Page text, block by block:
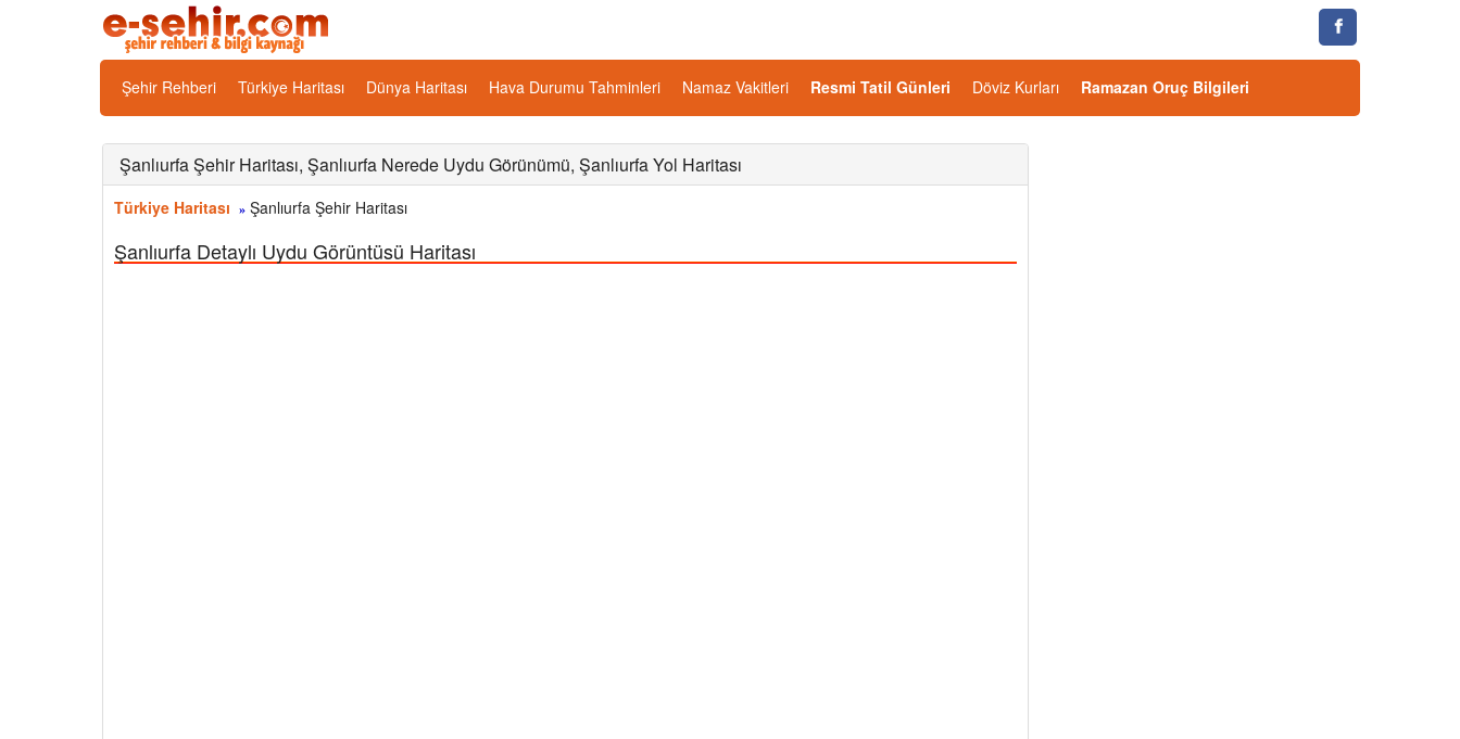
Şehir Rehberi Türkiye Haritası Dünya Haritası Hava Durumu Tahminleri Namaz Vakitleri Resmi Tatil Günleri Döviz Kurları Ramazan Oruç Bilgileri
Şanlıurfa Şehir Haritası, Şanlıurfa Nerede Uydu Görünümü, Şanlıurfa Yol Haritası
Türkiye Haritası » Şanlıurfa Şehir Haritası
Şanlıurfa Detaylı Uydu Görüntüsü Haritası